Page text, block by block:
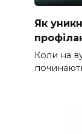
Як
Коли на